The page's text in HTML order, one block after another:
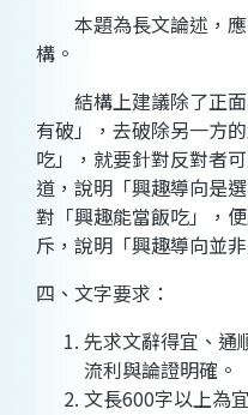
本題為長文論述，應
構。
結構上建議除了正面
有破」，去破除另一方
吃」，就要針對反對者
道，說明「興趣導向是
對「興趣能當飯吃」，
斥，說明「興趣導向並
四、文字要求：
先求文辭得宜、通
流利與論證明確。
文長600字以上為